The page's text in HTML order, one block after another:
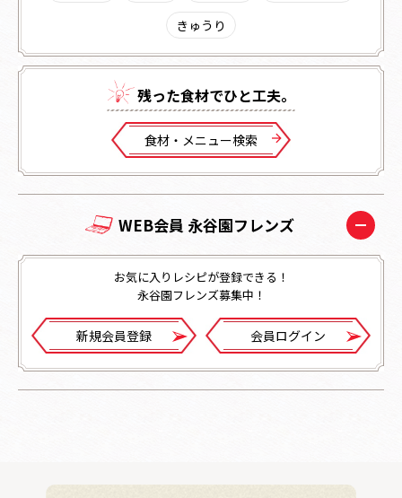
きゅうり
残った⾷材でひと⼯夫。
⾷材・メニュー検索
WEB会員 永谷園フレンズ
お気に入りレシピが登録できる！
永谷園フレンズ募集中！
新規会員登録 会員ログイン